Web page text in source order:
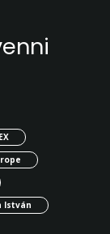
István